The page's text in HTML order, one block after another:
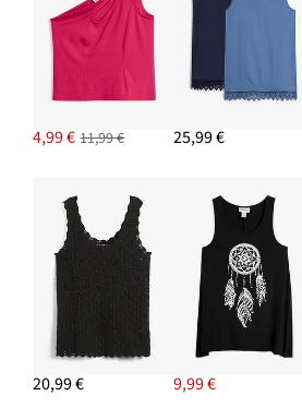
AJOUTER AU PANIER
Jean large taille haute
4,99 € 11,99 € 25,99 €
20,99 € 9,99 €